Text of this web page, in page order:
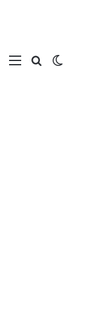
بحثالوضع